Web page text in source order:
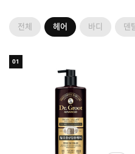
전체 헤어 바디 덴
01